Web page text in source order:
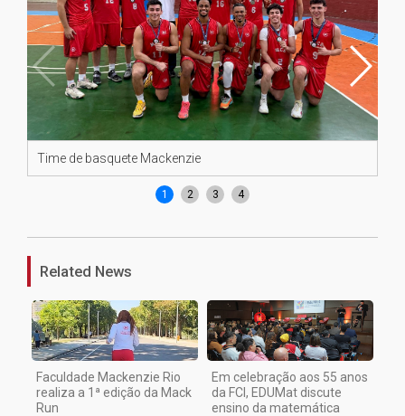
Time de basquete Mackenzie
1 2 3 4
Related News
Faculdade Mackenzie Rio
realiza a 1ª edição da Mack
Run
Em celebração aos 55 anos
da FCI, EDUMat discute
ensino da matemática